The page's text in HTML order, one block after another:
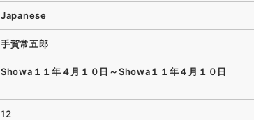
Japanese
手賀常五郎
Showa１１年４月１０日～Showa１１年４月１０日
12